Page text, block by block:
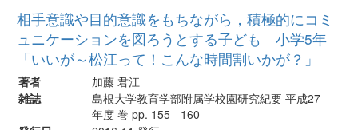
相手意識や目的意識をもちながら，積極的にコミ
ュニケーションを図ろうとする子ども 小学5年
「いいが～松江って！こんな時間割いかが？」
著者
加藤 君江
雑誌
島根大学教育学部附属学校園研究紀要 平成27
年度 巻 pp. 155 - 160